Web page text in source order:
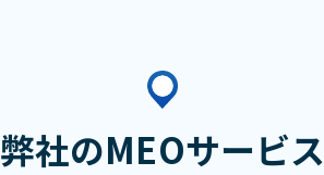
弊社のMEOサービス